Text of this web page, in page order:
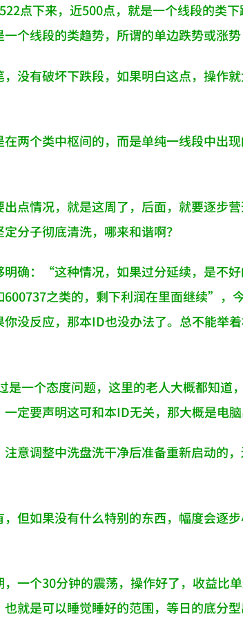
点下来，近500点，就是一个线段的类
个线段的类趋势，所谓的单边跌势或涨
没有破坏下跌段，如果明白这点，操作
两个类中枢间的，而是单纯一线段中出
点情况，就是这周了，后面，就要逐步
分子彻底清洗，哪来和谐啊？
明确：“这种情况，如果过分延续，是不
之类的，剩下利润在里面继续”，
没反应，那本ID也没办法了。总不能举
是一个态度问题，这里的老人大概都知道
定要声明这可和本ID无关，那大概是电脑
意调整中洗盘洗干净后准备重新启动的
但如果没有什么特别的东西，幅度会逐
一个30分钟的震荡，操作好了，收益比
就是可以睡觉睡好的范围，等日的底分型